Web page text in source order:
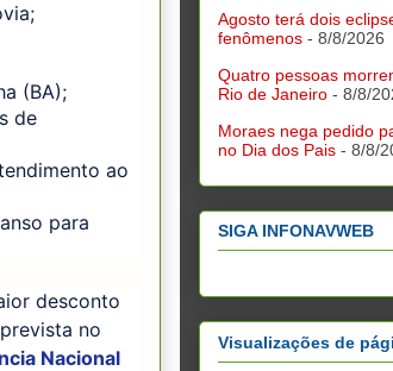
(BA);
de
ao
para
desconto
no
Nacional
Agosto terá dois
fenômenos - 8/8/2026
Quatro pessoas
Rio de Janeiro - 8/8/
Moraes nega pedido
no Dia dos Pais - 8/8/
SIGA INFONAVWEB
Visualizações de